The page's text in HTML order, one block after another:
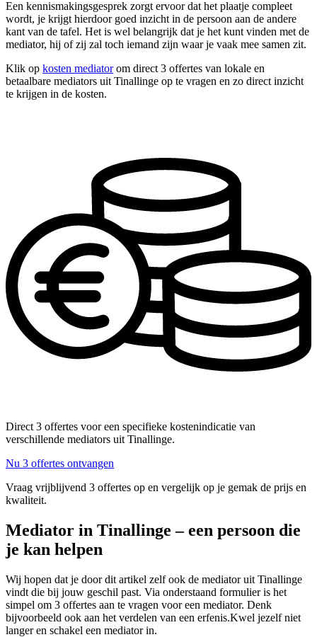
Een kennismakingsgesprek zorgt ervoor dat het plaatje compleet
wordt, je krijgt hierdoor goed inzicht in de persoon aan de andere
kant van de tafel. Het is wel belangrijk dat je het kunt vinden met de
mediator, hij of zij zal toch iemand zijn waar je vaak mee samen zit.
Klik op kosten mediatorom direct 3 offertes van lokale en
betaalbare mediators uit Tinallinge op te vragen en zo direct inzicht
te krijgen in de kosten.
Direct 3 offertes voor een specifieke kostenindicatie van
verschillende mediators uit Tinallinge.
Nu 3 offertes ontvangen
Vraag vrijblijvend 3 offertes op en vergelijk op je gemak de prijs en
kwaliteit.
Mediator in Tinallinge – een persoon die
je kan helpen
Wij hopen dat je door dit artikel zelf ook de mediator uit Tinallinge
vindt die bij jouw geschil past. Via onderstaand formulier is het
simpel om 3 offertes aan te vragen voor een mediator. Denk
bijvoorbeeld ook aan het verdelen van een erfenis.Kwel jezelf niet
langer en schakel een mediator in.